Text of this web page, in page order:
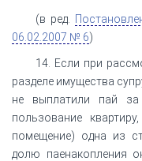
(в ред.
06.02.2007 № 6)
14. Если при
разделе имущества
не выплатили пай за
пользование
помещение) одна из
долю паенакопления